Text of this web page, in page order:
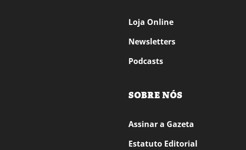
Loja Online
Newsletters
Podcasts
SOBRE NÓS
Assinar a Gazeta
Estatuto Editorial